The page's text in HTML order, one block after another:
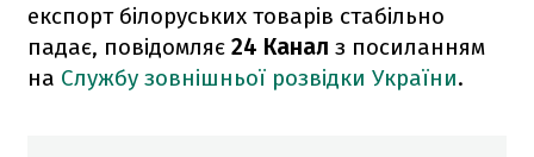
експорт білоруських товарів стабільно
падає, повідомляє 24 Канал з посиланням
на Службу зовнішньої розвідки України.